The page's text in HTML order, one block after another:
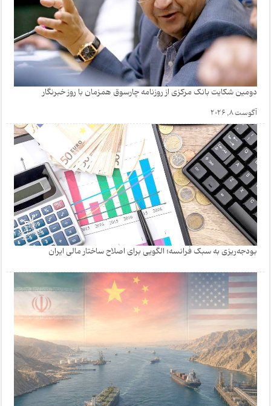
دومین شکایت بانک مرکزی از روزنامه چارسوق همزمان با روز خبرنگار
آگوست 8, 2026
بودجه‌ریزی به سبک فرانسه؛ الگویی برای اصلاح ساختار مالی ایران